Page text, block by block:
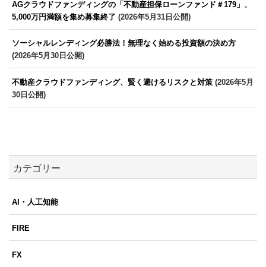
AGクラウドファンディングの「不動産担保ローンファンド＃179」、
5,000万円満額を集め募集終了 (2026年5月31日公開)
ソーシャルレンディング必勝法！無理なく始める投資額の決め方
(2026年5月30日公開)
不動産クラウドファンディング、賢く避けるリスクと対策 (2026年5月
30日公開)
カテゴリー
AI・人工知能
FIRE
FX